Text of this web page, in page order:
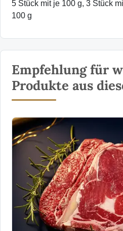
5 Stück mit je 100 g, 3 Stück
100 g
Empfehlung für
Produkte aus